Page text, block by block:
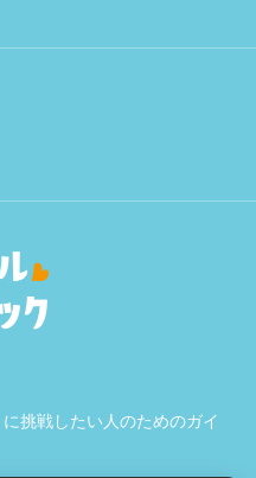
挑戦したい人のためのガイ